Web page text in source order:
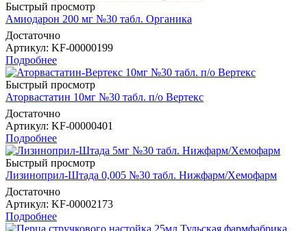
Быстрый просмотр
Амиодарон 200 мг №30 табл. Органика
Достаточно
Артикул: KF-00000199
Подробнее
Быстрый просмотр
Аторвастатин 10мг №30 табл. п/о Вертекс
Достаточно
Артикул: KF-00000401
Подробнее
Быстрый просмотр
Лизиноприл-Штада 0,005 №30 табл. Нижфарм/Хемофарм
Достаточно
Артикул: KF-00002173
Подробнее